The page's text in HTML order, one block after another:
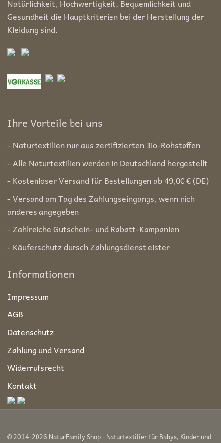
Natürlichkeit, Hochwertigkeit, Bequemlichkeit und
Gesundheit die Hauptkriterien bei der Herstellung der
Kleidung sind.
Ihre Vorteile bei uns
- Naturtextilien nur aus zertifizierten Bio-Rohstoffen
- Alle Naturtextilien werden in Deutschland hergestellt
- Kostenloser Versand für Bestellungen ab 49,00 € (DE)
- Versand am Tag des Zahlungseingangs, wenn nich
anderes angegeben
- Zahlreiche Gutschein- und Rabatt-Kampanien
- Käuferschutz dursch Zahlungsdienstleister
Informationen
Impressum
AGB
Datenschutz
Zahlung und Versand
Widerrufsrecht
Kontakt
© 2014-2026 NaturFamily Shop - Naturtextilien für Babys, Kinder und